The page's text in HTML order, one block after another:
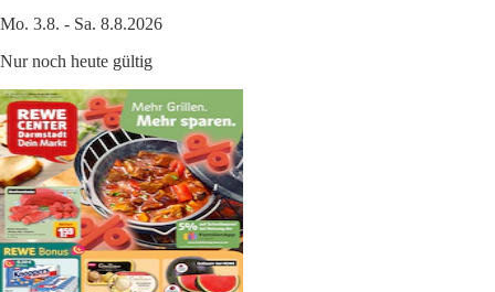
Mo. 3.8. - Sa. 8.8.2026
Nur noch heute gültig